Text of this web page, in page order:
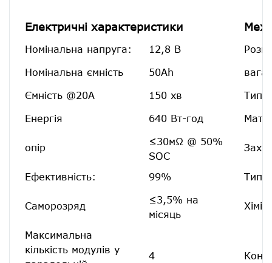
Електричні характеристики
Номінальна напруга: 12,8 В
Номінальна ємність 50Ah вага:
Ємність @20A 150 хв Тип
Енергія 640 Вт-год
опір
≤30мΩ @ 50%
SOC
Ефективність: 99% Тип
Саморозряд
≤3,5% на
місяць
Хімія:
Максимальна
кількість модулів у
4